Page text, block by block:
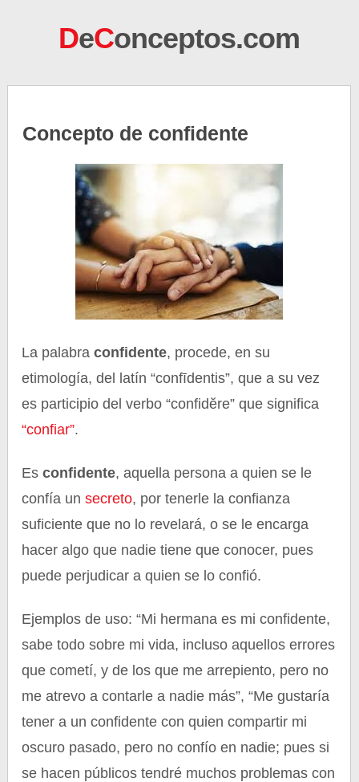
DeConceptos.com
Concepto de confidente
La palabraconfidente, procede, en su
etimología, del latín “confīdentis”, que a su vez
es participio del verbo “confidĕre” que significa
“confiar”.
Esconfidente, aquella persona a quien se le
confía unsecreto, por tenerle la confianza
suficiente que no lo revelará, o se le encarga
hacer algo que nadie tiene que conocer, pues
puede perjudicar a quien se lo confió.
Ejemplos de uso: “Mi hermana es mi confidente,
sabe todo sobre mi vida, incluso aquellos errores
que cometí, y de los que me arrepiento, pero no
me atrevo a contarle a nadie más”, “Me gustaría
tener a un confidente con quien compartir mi
oscuro pasado, pero no confío en nadie; pues si
se hacen públicos tendré muchos problemas con